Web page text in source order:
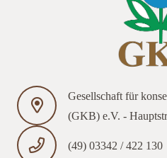
Gesellschaft für
(GKB) e.V. -
(49) 03342 / 422 130